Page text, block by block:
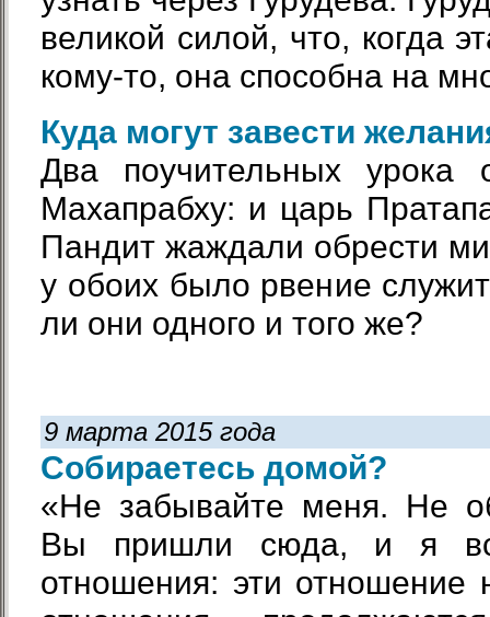
великой силой, что, когда
кому-то, она способна на
Куда могут завести
Два поучительных
Махапрабху: и царь
Пандит жаждали обрести
у обоих было рвение
ли они одного и того же?
9 марта 2015 года
Собираетесь домой?
«Не забывайте меня. Не
Вы пришли сюда, и я
отношения: эти отношение